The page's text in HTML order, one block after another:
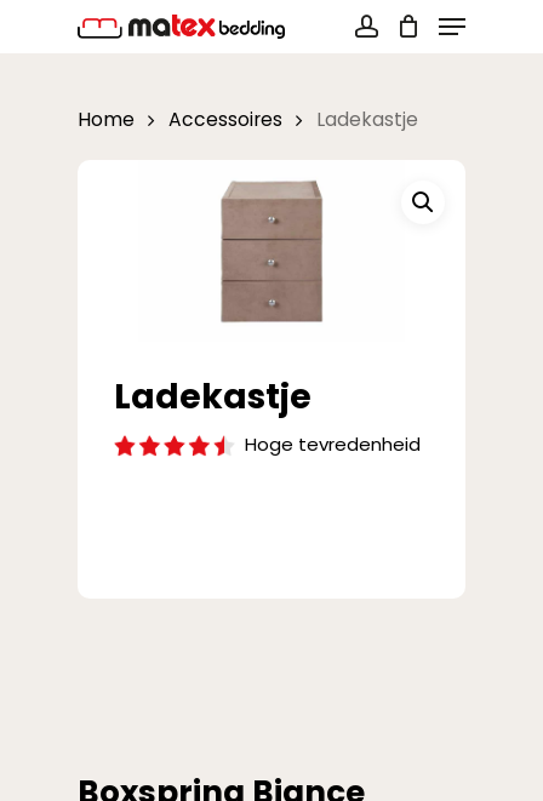
content
Menu
Home Accessoires Ladekastje
Ladekastje
Hoge tevredenheid
Boxspring Biance